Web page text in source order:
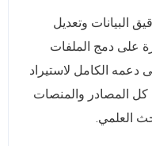
البيانات وتعديل
على دمج الملفات
دعمه الكامل لاستيراد
كل المصادر والمنصات
العلمي.